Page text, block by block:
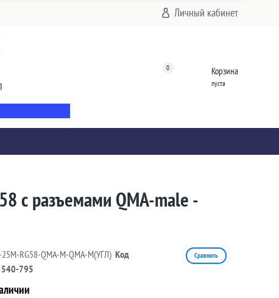
Личный кабинет
0 Корзина
пуста
с разъемами QMA-male -
25M-RG58-QMA-M-QMA-M(УГЛ) Код
540-795
Сравнить